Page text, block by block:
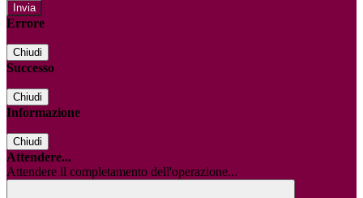
Errore
Chiudi
Successo
Chiudi
Informazione
Chiudi
Attendere...
Attendere il completamento dell'operazione...